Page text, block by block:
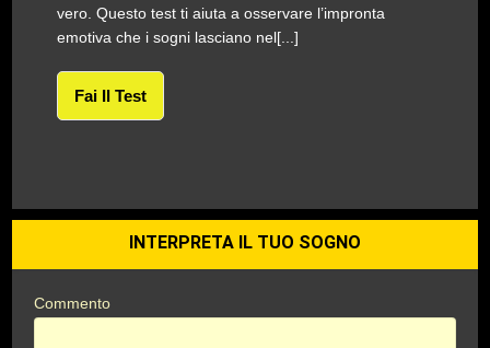
vero. Questo test ti aiuta a osservare l’impronta
emotiva che i sogni lasciano nel[...]
Fai Il Test
INTERPRETA IL TUO SOGNO
Commento